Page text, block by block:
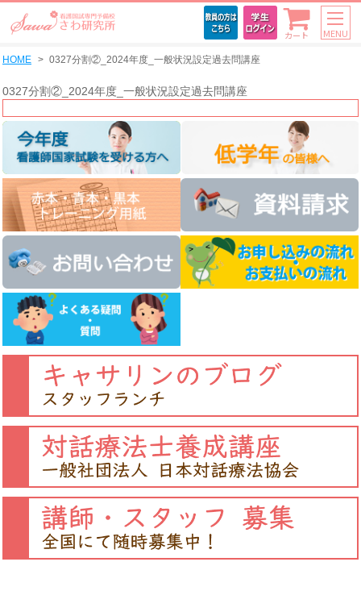
カート MENU
HOME 0327分割②_2024年度_一般状況設定過去問講座
0327分割②_2024年度_一般状況設定過去問講座